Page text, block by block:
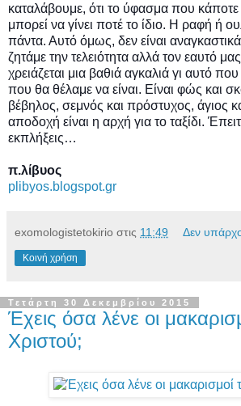
καταλάβουμε, ότι το ύφασμα που κάποτε
μπορεί να γίνει ποτέ το ίδιο. Η ραφή ή
πάντα. Αυτό όμως, δεν είναι
ζητάμε την τελειότητα αλλά τον εαυτό
χρειάζεται μια βαθιά αγκαλιά γι αυτό που
που θα θέλαμε να είναι. Είναι φώς και
βέβηλος, σεμνός και πρόστυχος, άγιος
αποδοχή είναι η αρχή για το ταξίδι.
εκπλήξεις…
π.λίβυος
plibyos.blogspot.gr
exomologistetokirio στις 11:49 Δεν
Κοινή χρήση
Τετάρτη 30 Δεκεμβρίου 2015
Έχεις όσα λένε οι
Χριστού;